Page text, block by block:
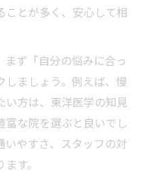
の鍼灸整骨院の基準
骨院を見極める方法
鍼灸整骨院の選び方
整骨院の見極めポイ
ことが多く、安心して相
ず「自分の悩みに合っ
しましょう。例えば、慢
い方は、東洋医学の知見
富な院を選ぶと良いでし
いやすさ、スタッフの対
す。